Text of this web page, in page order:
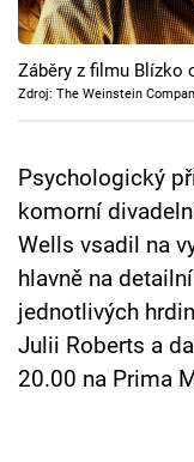
Cool Esport
Pořady
Sledujte
Přihlášení
Záběry z filmu Blízko
Zdroj: The Weinstein
Psychologický
komorní
Wells vsadil na
hlavně na
jednotlivých
Julii Roberts a
20.00 na Prima